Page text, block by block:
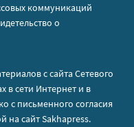
коммуникаций
о
с сайта Сетевого
в сети Интернет и в
с письменного согласия
на сайт Sakhapress.